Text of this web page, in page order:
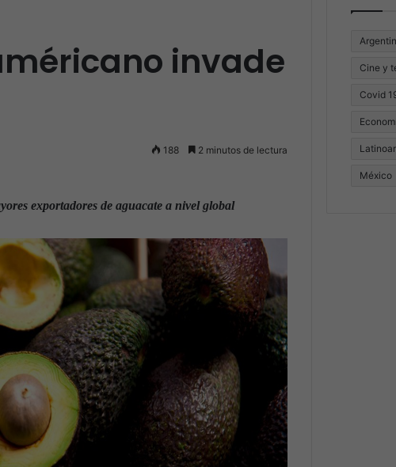
invade
188 2 minutos de lectura
exportadores de aguacate a nivel global
Cine y
Covid
México